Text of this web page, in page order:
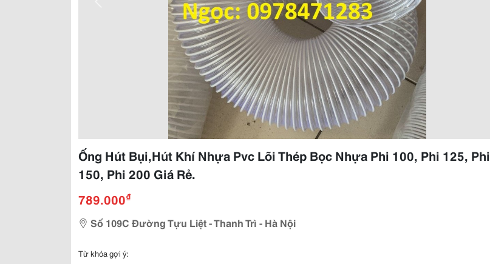
Ống Hút Bụi,Hút Khí Nhựa Pvc Lõi Thép Bọc Nhựa Phi 100, Phi 125, Phi
150, Phi 200 Giá Rẻ.
789.000₫
Số 109C Đường Tựu Liệt - Thanh Trì - Hà Nội
Từ khóa gợi ý: